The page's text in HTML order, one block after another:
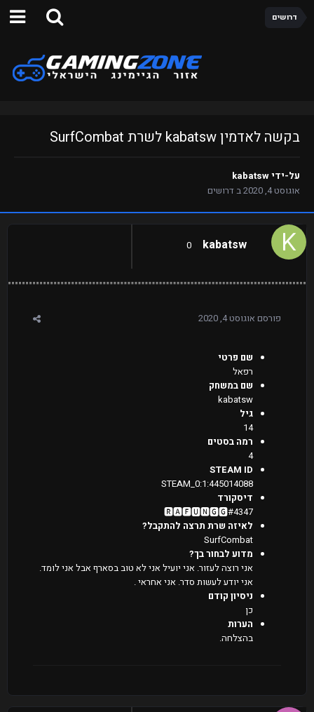
דרושים
בקשה לאדמין kabatsw לשרת SurfCombat
על-ידיkabatsw
אוגוסט 4, 2020
בדרושים
kabatsw
0
פורסם אוגוסט 4, 2020
שם פרטי
רפאל
שם במשחק
kabatsw
גיל
14
רמה בסטים
4
STEAM ID
STEAM_0:1:445014088
דיסקורד
🆁🅰🅵🆄🅽🅶🅶#4347
לאיזה שרת תרצה להתקבל?
SurfCombat
מדוע לבחור בך?
אני רוצה לעזור. אני יועיל אני לא טוב בסארף אבל אני לומד.
אני יודע לעשות סדר. אני אחראי .
ניסיון קודם
כן
הערות
בהצלחה.